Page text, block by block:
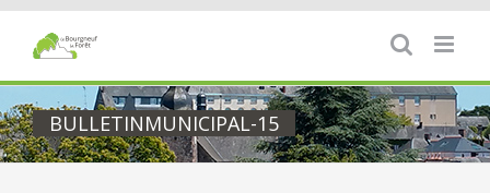
Passer
contenu
BULLETINMUNICIPAL-15